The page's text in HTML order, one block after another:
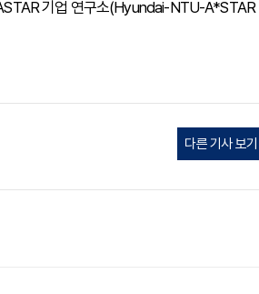
기업 연구소(Hyundai-NTU-A*STAR
다른 기사 보기